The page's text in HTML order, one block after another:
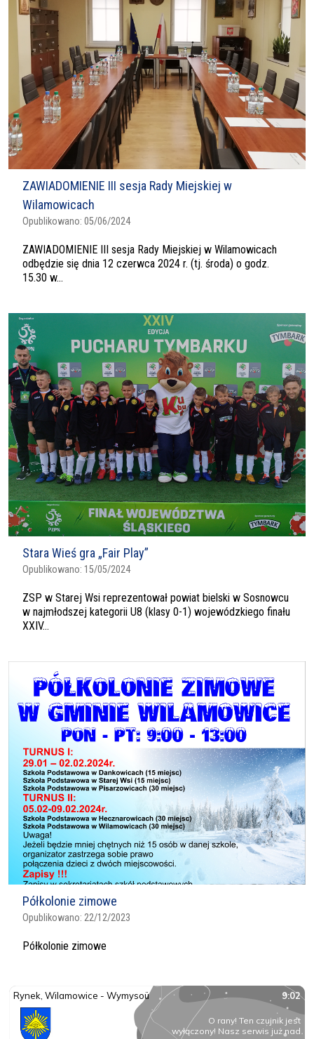
ZAWIADOMIENIE III sesja Rady Miejskiej w
Wilamowicach
Opublikowano: 05/06/2024
ZAWIADOMIENIE III sesja Rady Miejskiej w Wilamowicach
odbędzie się dnia 12 czerwca 2024 r. (tj. środa) o godz.
15.30 w...
Stara Wieś gra „Fair Play”
Opublikowano: 15/05/2024
ZSP w Starej Wsi reprezentował powiat bielski w Sosnowcu
w najmłodszej kategorii U8 (klasy 0-1) wojewódzkiego finału
XXIV...
Półkolonie zimowe
Opublikowano: 22/12/2023
Półkolonie zimowe